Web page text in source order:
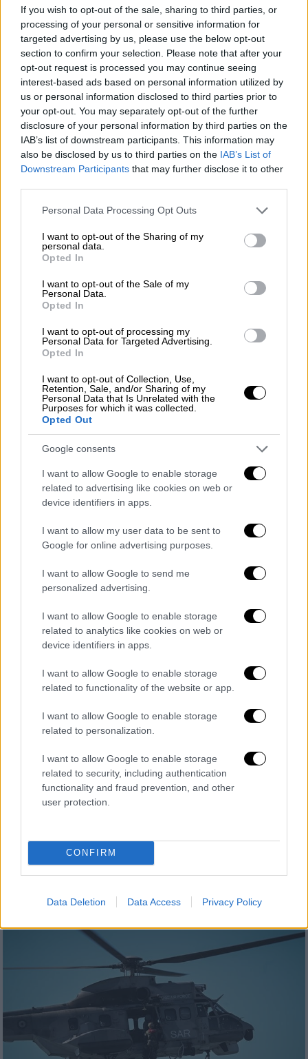
If you wish to opt-out of the sale, sharing to third parties, or
processing of your personal or sensitive information for
targeted advertising by us, please use the below opt-out
section to confirm your selection. Please note that after your
opt-out request is processed you may continue seeing
interest-based ads based on personal information utilized by
us or personal information disclosed to third parties prior to
your opt-out. You may separately opt-out of the further
disclosure of your personal information by third parties on the
IAB’s list of downstream participants. This information may
also be disclosed by us to third parties on the IAB’s List of
Downstream Participants that may further disclose it to other
Please note that this website/app uses one or more Google
not limited to your visit or usage behaviour. You may click to
grant or deny consent to Google and its third-party tags to
use your data for below specified purposes in below Google
consent section.
Personal Data Processing Opt Outs
I want to opt-out of the Sharing of my
personal data.
Opted In
I want to opt-out of the Sale of my
Personal Data.
Opted In
I want to opt-out of processing my
Personal Data for Targeted Advertising.
Opted In
I want to opt-out of Collection, Use,
Retention, Sale, and/or Sharing of my
Personal Data that Is Unrelated with the
Purposes for which it was collected.
Opted Out
Google consents
I want to allow Google to enable storage
related to advertising like cookies on web or
device identifiers in apps.
I want to allow my user data to be sent to
Google for online advertising purposes.
I want to allow Google to send me
personalized advertising.
I want to allow Google to enable storage
related to analytics like cookies on web or
device identifiers in apps.
I want to allow Google to enable storage
related to functionality of the website or app.
I want to allow Google to enable storage
related to personalization.
I want to allow Google to enable storage
related to security, including authentication
functionality and fraud prevention, and other
user protection.
CONFIRM
Data Deletion Data Access Privacy Policy
Πολιτική|02.03.2026 12:20
Κικίλιας: Δέκα ελληνικά πλοία με 85
Έλληνες στον Περσικό Κόλπο - «Όλοι
καλά»
Επισήμανε, ωστόσο, ότι υπήρξε πλήγμα με
μικρές ζημιές σε ελληνόκτητο πλοίο, το
οποίο συνέχισε την πορεία του
Σαν Σήμερα 22.07.2025 00:00
Ένα αξεδιάλυτο μυστήριο: πώς η Κίνα
από πανίσχυρη παγκόσμια ναυτική
δύναμη «γύρισε την πλάτη» στη θάλασσα
Ήταν πολύ αργά για να επανορθώσουν…
Ελλάδα|23.10.2024 17:51
Ξανά δεμένα τα πλοία στα λιμάνια - Σε
Τα μέλη της Πανελλήνιας Ναυτικής
Ομοσπονδίας προκήρυξαν νέες